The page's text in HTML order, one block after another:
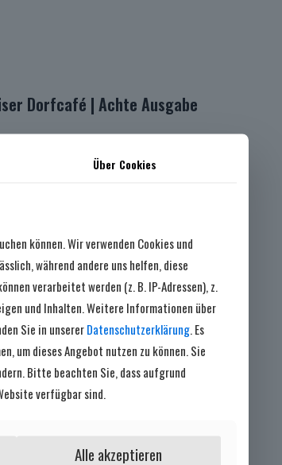
Dorfcafé | Achte Ausgabe
Über Cookies
können. Wir verwenden Cookies und
während andere uns helfen, diese
verarbeitet werden (z. B. IP-Adressen), z.
und Inhalten. Weitere Informationen über
Sie in unsererDatenschutzerklärung . Es
um dieses Angebot nutzen zu können. Sie
Bitte beachten Sie, dass aufgrund
verfügbar sind.
Alle akzeptieren